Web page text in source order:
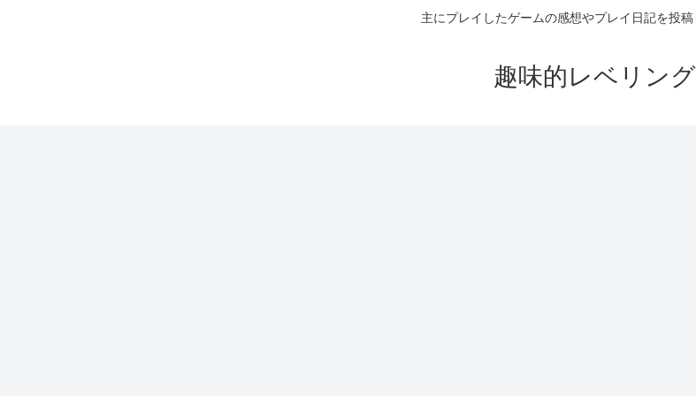
主にプレイしたゲームの感想やプレイ日記を投稿
趣味的レベリング